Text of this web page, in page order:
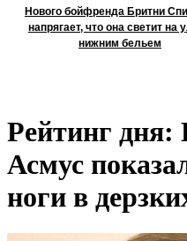
Нового бойфренда Бритни
напрягает, что она светит на
нижним бельем
Рейтинг дня:
Асмус
ноги в